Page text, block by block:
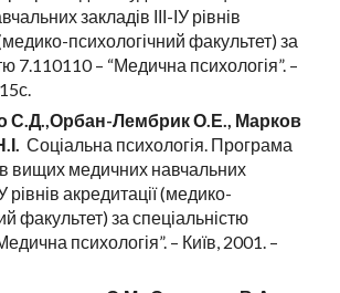
закладів ІІІ-ІУ рівнів
психологічний факультет) за
7.110110 – “Медична психологія”. –
С.Д.,Орбан-Лембрик О.Е., Марков
Соціальна психологія. Програма
вищих медичних навчальних
рівнів акредитації (медико-
факультет) за спеціальністю
психологія”. – Київ, 2001. –